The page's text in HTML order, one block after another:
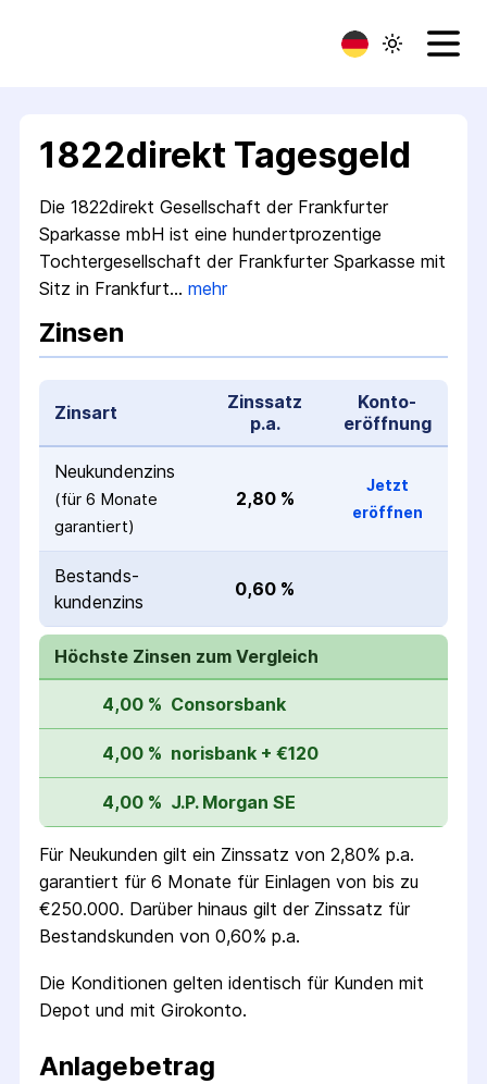
1822direkt Tagesgeld
Die 1822direkt Gesellschaft der Frankfurter
Sparkasse mbH ist eine hundert­prozentige
Tochter­gesellschaft der Frankfurter Sparkasse mit
Sitz in Frankfurt… mehr
Zinsen
Zinsart
Zinssatz
p.a.
Konto­
eröffnung
Neukunden­zins
(für 6 Monate
garantiert)
2,80 %
Jetzt
eröffnen
Bestands­
kunden­zins
0,60 %
Höchste Zinsen zum Vergleich
4,00 % Consorsbank
4,00 % norisbank + €120
4,00 % J.P. Morgan SE
Für Neukunden gilt ein Zinssatz von 2,80% p.a.
garantiert für 6 Monate für Einlagen von bis zu
€250.000. Darüber hinaus gilt der Zinssatz für
Bestandskunden von 0,60% p.a.
Die Konditionen gelten identisch für Kunden mit
Depot und mit Girokonto.
Anlagebetrag